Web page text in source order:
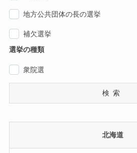
地方公共団体の長の選挙
補欠選挙
選挙の種類
衆院選
検索
北海道